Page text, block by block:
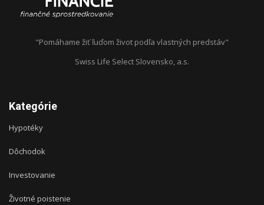
"Pomáhame žiť ľuďom život podľa vlastných predstáv"
Swiss Life Select Slovensko, a.s.
Kategórie
Hypotéky
Dôchodok
Investovanie
Životné poistenie